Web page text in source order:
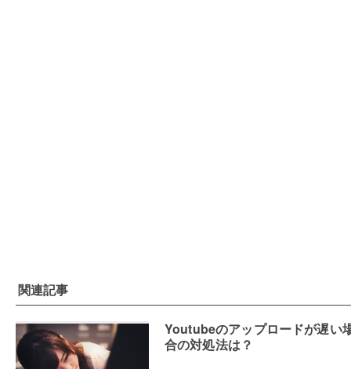
関連記事
Youtubeのアップロードが遅い
合の対処法は？